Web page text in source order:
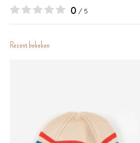
0 / 5
Recent bekeken